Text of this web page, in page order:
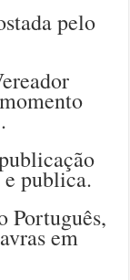
pelo
publica.
Português,
em